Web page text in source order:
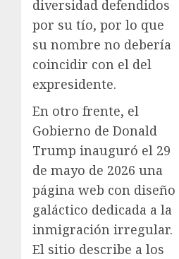
diversidad defendidos
por su tío, por lo que
su nombre no debería
coincidir con el del
expresidente.
En otro frente, el
Gobierno de Donald
Trump inauguró el 29
de mayo de 2026 una
página web con diseño
galáctico dedicada a la
inmigración irregular.
El sitio describe a los